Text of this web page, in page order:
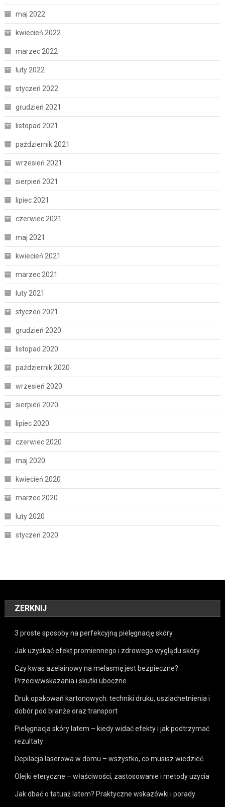
maj 2022
kwiecień 2022
marzec 2022
luty 2022
styczeń 2022
grudzień 2021
listopad 2021
październik 2021
wrzesień 2021
sierpień 2021
lipiec 2021
czerwiec 2021
maj 2021
kwiecień 2021
marzec 2021
luty 2021
styczeń 2021
grudzień 2020
listopad 2020
październik 2020
wrzesień 2020
sierpień 2020
lipiec 2020
czerwiec 2020
maj 2020
kwiecień 2020
marzec 2020
luty 2020
styczeń 2020
ZERKNIJ
3 proste sposoby na perfekcyjną pielęgnację skóry
Jak uzyskać efekt promiennego i zdrowego wyglądu skóry
Czy kwas azelainowy na melasmę jest bezpieczne?
Przeciwwskazania i skutki uboczne
Druk opakowań kartonowych: techniki druku, uszlachetnienia i
dobór pod branże oraz transport
Pielęgnacja skóry latem – kiedy widać efekty i jak podtrzymać
rezultaty
Depilacja laserowa w domu – wszystko, co musisz wiedzieć
Olejki eteryczne – właściwości, zastosowanie i metody użycia
Jak dbać o tatuaż latem? Praktyczne wskazówki i porady